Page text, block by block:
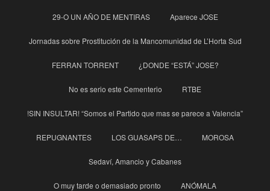
29-O UN AÑO DE MENTIRAS Aparece JOSE
Jornadas sobre Prostitución de la Mancomunidad de L’Horta Sud
FERRAN TORRENT ¿DONDE “ESTÁ” JOSE?
No es serio este Cementerio RTBE
!SIN INSULTAR! “Somos el Partido que mas se parece a Valencia”
REPUGNANTES LOS GUASAPS DE… MOROSA
Sedaví, Amancio y Cabanes
O muy tarde o demasiado pronto ANÓMALA